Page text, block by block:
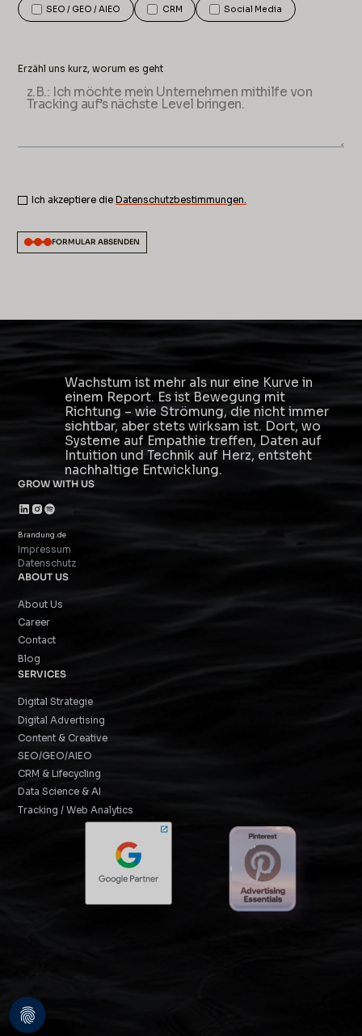
SEO / GEO / AIEO CRM Social Media
Erzähl uns kurz, worum es geht
Ich akzeptiere die Datenschutzbestimmungen.
FORMULAR ABSENDEN
Wachstum ist mehr als nur eine Kurve in
einem Report. Es ist Bewegung mit
Richtung – wie Strömung, die nicht immer
sichtbar, aber stets wirksam ist. Dort, wo
Systeme auf Empathie treffen, Daten auf
Intuition und Technik auf Herz, entsteht
nachhaltige Entwicklung.
GROW WITH US
Brandung.de
Impressum
Datenschutz
ABOUT US
About Us
Career
Contact
Blog
SERVICES
Digital Strategie
Digital Advertising
Content & Creative
SEO/GEO/AIEO
CRM & Lifecycling
Data Science & AI
Tracking / Web Analytics